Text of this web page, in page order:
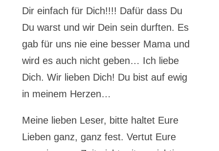
Dir einfach für Dich!!!! Dafür dass Du
Du warst und wir Dein sein durften. Es
gab für uns nie eine besser Mama und
wird es auch nicht geben… Ich liebe
Dich. Wir lieben Dich! Du bist auf ewig
in meinem Herzen…
Meine lieben Leser, bitte haltet Eure
Lieben ganz, ganz fest. Vertut Eure